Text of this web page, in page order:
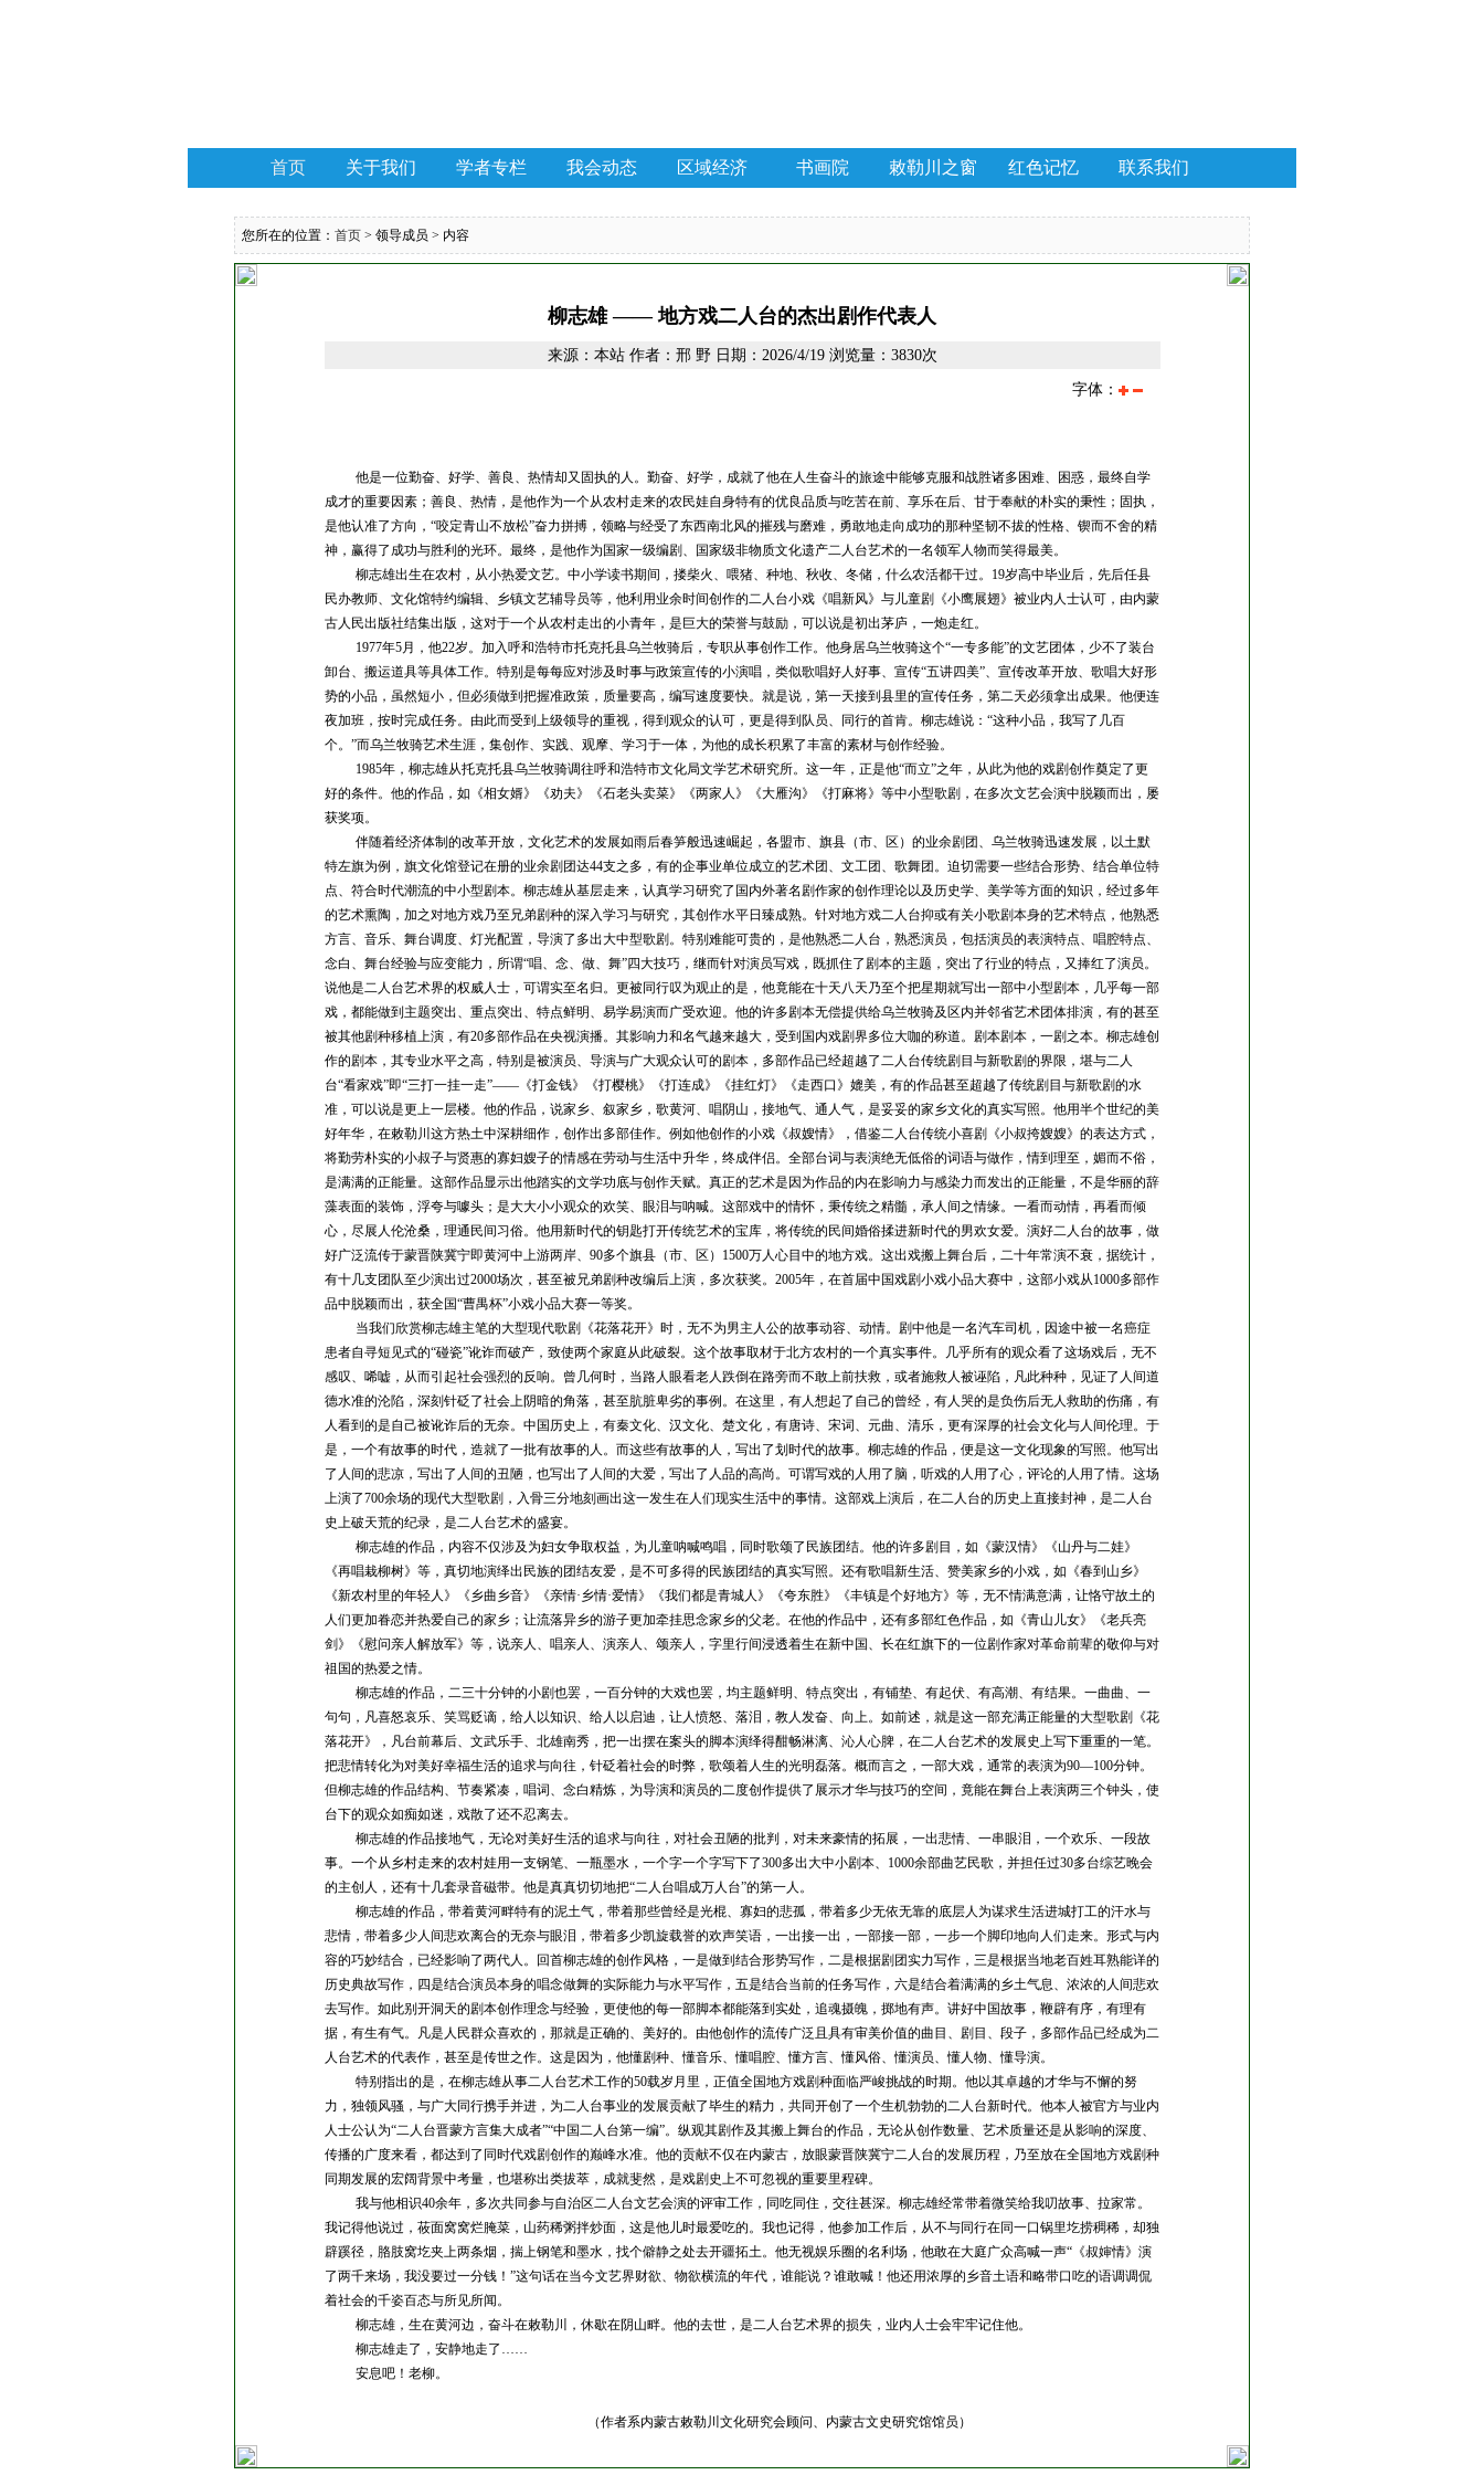
首页 关于我们 学者专栏 我会动态 区域经济 书画院 敕勒川之窗 红色记忆 联系我们
您所在的位置： 首页 > 领导成员 > 内容
柳志雄 —— 地方戏二人台的杰出剧作代表人
来源：本站 作者：邢 野 日期：2026/4/19 浏览量：3830次
字体：
他是一位勤奋、好学、善良、热情却又固执的人。勤奋、好学，成就了他在人生奋斗的旅途中能够克服和战胜诸多困难、困惑，最终自学
成才的重要因素；善良、热情，是他作为一个从农村走来的农民娃自身特有的优良品质与吃苦在前、享乐在后、甘于奉献的朴实的秉性；固执，
是他认准了方向， “咬定青山不放松”奋力拼搏，领略与经受了东西南北风的摧残与磨难，勇敢地走向成功的那种坚韧不拔的性格、锲而不舍的精
神，赢得了成功与胜利的光环。最终，是他作为国家一级编剧、国家级非物质文化遗产二人台艺术的一名领军人物而笑得最美。
柳志雄出生在农村，从小热爱文艺。中小学读书期间，搂柴火、喂猪、种地、秋收、冬储，什么农活都干过。
19岁高中毕业后，先后任县
民办教师、文化馆特约编辑、乡镇文艺辅导员等，他利用业余时间创作的二人台小戏《唱新风》与儿童剧《小鹰展翅》被业内人士认可，由内蒙
古人民出版社结集出版，这对于一个从农村走出的小青年，是巨大的荣誉与鼓励，可以说是初出茅庐，一炮走红。
1977年5月，他22岁。加入呼和浩特市托克托县乌兰牧骑后，专职从事创作工作。他身居乌兰牧骑这个“一专多能”的文艺团体，少不了装台
卸台、搬运道具等具体工作。特别是每每应对涉及时事与政策宣传的小演唱，类似歌唱好人好事、宣传“五讲四美”、宣传改革开放、歌唱大好形
势的小品，虽然短小，但必须做到把握准政策，质量要高，编写速度要快。就是说，第一天接到县里的宣传任务，第二天必须拿出成果。他便连
夜加班，按时完成任务。由此而受到上级领导的重视，得到观众的认可，更是得到队员、同行的首肯。柳志雄说：“这种小品，我写了几百
个。”而乌兰牧骑艺术生涯，集创作、实践、观摩、学习于一体，为他的成长积累了丰富的素材与创作经验。
1985年，柳志雄从托克托县乌兰牧骑调往呼和浩特市文化局文学艺术研究所。这一年，正是他“而立”之年，从此为他的戏剧创作奠定了更
好的条件。他的作品，如《相女婿》《劝夫》《石老头卖菜》《两家人》《大雁沟》《打麻将》等中小型歌剧，在多次文艺会演中脱颖而出，屡
获奖项。
伴随着经济体制的改革开放，文化艺术的发展如雨后春笋般迅速崛起，各盟市、旗县（市、区）的业余剧团、乌兰牧骑迅速发展，以土默
特左旗为例，旗文化馆登记在册的业余剧团达44支之多，有的企事业单位成立的艺术团、文工团、歌舞团。迫切需要一些结合形势、结合单位特
点、符合时代潮流的中小型剧本。柳志雄从基层走来，认真学习研究了国内外著名剧作家的创作理论以及历史学、美学等方面的知识，经过多年
的艺术熏陶，加之对地方戏乃至兄弟剧种的深入学习与研究，其创作水平日臻成熟。针对地方戏二人台抑或有关小歌剧本身的艺术特点，他熟悉
方言、音乐、舞台调度、灯光配置，导演了多出大中型歌剧。特别难能可贵的，是他熟悉二人台，熟悉演员，包括演员的表演特点、唱腔特点、
念白、舞台经验与应变能力，所谓“唱、念、做、舞”四大技巧，继而针对演员写戏，既抓住了剧本的主题，突出了行业的特点，又捧红了演员。
说他是二人台艺术界的权威人士，可谓实至名归。更被同行叹为观止的是，他竟能在十天八天乃至个把星期就写出一部中小型剧本，几乎每一部
戏，都能做到主题突出、重点突出、特点鲜明、易学易演而广受欢迎。他的许多剧本无偿提供给乌兰牧骑及区内并邻省艺术团体排演，有的甚至
被其他剧种移植上演，有20多部作品在央视演播。其影响力和名气越来越大，受到国内戏剧界多位大咖的称道。剧本剧本，一剧之本。柳志雄创
作的剧本，其专业水平之高，特别是被演员、导演与广大观众认可的剧本，多部作品已经超越了二人台传统剧目与新歌剧的界限，堪与二人
台“看家戏”即“三打一挂一走”——《打金钱》《打樱桃》《打连成》《挂红灯》《走西口》媲美，有的作品甚至超越了传统剧目与新歌剧的水
准，可以说是更上一层楼。他的作品，说家乡、叙家乡，歌黄河、唱阴山，接地气、通人气，是妥妥的家乡文化的真实写照。他用半个世纪的美
好年华，在敕勒川这方热土中深耕细作，创作出多部佳作。例如他创作的小戏《叔嫂情》，借鉴二人台传统小喜剧《小叔挎嫂嫂》的表达方式，
将勤劳朴实的小叔子与贤惠的寡妇嫂子的情感在劳动与生活中升华，终成伴侣。全部台词与表演绝无低俗的词语与做作，情到理至，媚而不俗，
是满满的正能量。这部作品显示出他踏实的文学功底与创作天赋。真正的艺术是因为作品的内在影响力与感染力而发出的正能量，不是华丽的辞
藻表面的装饰，浮夸与噱头；是大大小小观众的欢笑、眼泪与呐喊。这部戏中的情怀，秉传统之精髓，承人间之情缘。一看而动情，再看而倾
心，尽展人伦沧桑，理通民间习俗。他用新时代的钥匙打开传统艺术的宝库，将传统的民间婚俗揉进新时代的男欢女爱。演好二人台的故事，做
好广泛流传于蒙晋陕冀宁即黄河中上游两岸、90多个旗县（市、区）1500万人心目中的地方戏。这出戏搬上舞台后，二十年常演不衰，据统计，
有十几支团队至少演出过2000场次，甚至被兄弟剧种改编后上演，多次获奖。2005年，在首届中国戏剧小戏小品大赛中，这部小戏从1000多部作
品中脱颖而出，获全国“曹禺杯”小戏小品大赛一等奖。
当我们欣赏柳志雄主笔的大型现代歌剧《花落花开》时，无不为男主人公的故事动容、动情。剧中他是一名汽车司机，因途中被一名癌症
患者自寻短见式的“碰瓷”讹诈而破产，致使两个家庭从此破裂。这个故事取材于北方农村的一个真实事件。几乎所有的观众看了这场戏后，无不
感叹、唏嘘，从而引起社会强烈的反响。曾几何时，当路人眼看老人跌倒在路旁而不敢上前扶救，或者施救人被诬陷，凡此种种，见证了人间道
德水准的沦陷，深刻针砭了社会上阴暗的角落，甚至肮脏卑劣的事例。在这里，有人想起了自己的曾经，有人哭的是负伤后无人救助的伤痛，有
人看到的是自己被讹诈后的无奈。中国历史上，有秦文化、汉文化、楚文化，有唐诗、宋词、元曲、清乐，更有深厚的社会文化与人间伦理。于
是，一个有故事的时代，造就了一批有故事的人。而这些有故事的人，写出了划时代的故事。柳志雄的作品，便是这一文化现象的写照。他写出
了人间的悲凉，写出了人间的丑陋，也写出了人间的大爱，写出了人品的高尚。可谓写戏的人用了脑，听戏的人用了心，评论的人用了情。这场
上演了700余场的现代大型歌剧，入骨三分地刻画出这一发生在人们现实生活中的事情。这部戏上演后，在二人台的历史上直接封神，是二人台
史上破天荒的纪录，是二人台艺术的盛宴。
柳志雄的作品，内容不仅涉及为妇女争取权益，为儿童呐喊鸣唱，同时歌颂了民族团结。他的许多剧目，如《蒙汉情》《山丹与二娃》
《再唱栽柳树》等，真切地演绎出民族的团结友爱，是不可多得的民族团结的真实写照。还有歌唱新生活、赞美家乡的小戏，如《春到山乡》
《新农村里的年轻人》《乡曲乡音》《亲情·乡情·爱情》《我们都是青城人》《夸东胜》《丰镇是个好地方》等，无不情满意满，让恪守故土的
人们更加眷恋并热爱自己的家乡；让流落异乡的游子更加牵挂思念家乡的父老。在他的作品中，还有多部红色作品，如《青山儿女》《老兵亮
剑》《慰问亲人解放军》等，说亲人、唱亲人、演亲人、颂亲人，字里行间浸透着生在新中国、长在红旗下的一位剧作家对革命前辈的敬仰与对
祖国的热爱之情。
柳志雄的作品，二三十分钟的小剧也罢，一百分钟的大戏也罢，均主题鲜明、特点突出，有铺垫、有起伏、有高潮、有结果。一曲曲、一
句句，凡喜怒哀乐、笑骂贬谪，给人以知识、给人以启迪，让人愤怒、落泪，教人发奋、向上。如前述，就是这一部充满正能量的大型歌剧《花
落花开》，凡台前幕后、文武乐手、北雄南秀，把一出摆在案头的脚本演绎得酣畅淋漓、沁人心脾，在二人台艺术的发展史上写下重重的一笔。
把悲情转化为对美好幸福生活的追求与向往，针砭着社会的时弊，歌颂着人生的光明磊落。概而言之，一部大戏，通常的表演为90—100分钟。
但柳志雄的作品结构、节奏紧凑，唱词、念白精炼，为导演和演员的二度创作提供了展示才华与技巧的空间，竟能在舞台上表演两三个钟头，使
台下的观众如痴如迷，戏散了还不忍离去。
柳志雄的作品接地气，无论对美好生活的追求与向往，对社会丑陋的批判，对未来豪情的拓展，一出悲情、一串眼泪，一个欢乐、一段故
事。一个从乡村走来的农村娃用一支钢笔、一瓶墨水，一个字一个字写下了300多出大中小剧本、1000余部曲艺民歌，并担任过30多台综艺晚会
的主创人，还有十几套录音磁带。他是真真切切地把“二人台唱成万人台”的第一人。
柳志雄的作品，带着黄河畔特有的泥土气，带着那些曾经是光棍、寡妇的悲孤，带着多少无依无靠的底层人为谋求生活进城打工的汗水与
悲情，带着多少人间悲欢离合的无奈与眼泪，带着多少凯旋载誉的欢声笑语，一出接一出，一部接一部，一步一个脚印地向人们走来。形式与内
容的巧妙结合，已经影响了两代人。回首柳志雄的创作风格，一是做到结合形势写作，二是根据剧团实力写作，三是根据当地老百姓耳熟能详的
历史典故写作，四是结合演员本身的唱念做舞的实际能力与水平写作，五是结合当前的任务写作，六是结合着满满的乡土气息、浓浓的人间悲欢
去写作。如此别开洞天的剧本创作理念与经验，更使他的每一部脚本都能落到实处，追魂摄魄，掷地有声。讲好中国故事，鞭辟有序，有理有
据，有生有气。凡是人民群众喜欢的，那就是正确的、美好的。由他创作的流传广泛且具有审美价值的曲目、剧目、段子，多部作品已经成为二
人台艺术的代表作，甚至是传世之作。这是因为，他懂剧种、懂音乐、懂唱腔、懂方言、懂风俗、懂演员、懂人物、懂导演。
特别指出的是，在柳志雄从事二人台艺术工作的50载岁月里，正值全国地方戏剧种面临严峻挑战的时期。他以其卓越的才华与不懈的努
力，独领风骚，与广大同行携手并进，为二人台事业的发展贡献了毕生的精力，共同开创了一个生机勃勃的二人台新时代。他本人被官方与业内
人士公认为“二人台晋蒙方言集大成者”“中国二人台第一编”。纵观其剧作及其搬上舞台的作品，无论从创作数量、艺术质量还是从影响的深度、
传播的广度来看，都达到了同时代戏剧创作的巅峰水准。他的贡献不仅在内蒙古，放眼蒙晋陕冀宁二人台的发展历程，乃至放在全国地方戏剧种
同期发展的宏阔背景中考量，也堪称出类拔萃，成就斐然，是戏剧史上不可忽视的重要里程碑。
我与他相识40余年，多次共同参与自治区二人台文艺会演的评审工作，同吃同住，交往甚深。柳志雄经常带着微笑给我叨故事、拉家常。
我记得他说过，莜面窝窝烂腌菜，山药稀粥拌炒面，这是他儿时最爱吃的。我也记得，他参加工作后，从不与同行在同一口锅里圪捞稠稀，却独
辟蹊径，胳肢窝圪夹上两条烟，揣上钢笔和墨水，找个僻静之处去开疆拓土。他无视娱乐圈的名利场，他敢在大庭广众高喊一声“《叔婶情》演
了两千来场，我没要过一分钱！”这句话在当今文艺界财欲、物欲横流的年代，谁能说？谁敢喊！他还用浓厚的乡音土语和略带口吃的语调调侃
着社会的千姿百态与所见所闻。
柳志雄，生在黄河边，奋斗在敕勒川，休歇在阴山畔。他的去世，是二人台艺术界的损失，业内人士会牢牢记住他。
柳志雄走了，安静地走了 ……
安息吧！老柳。
（作者系内蒙古敕勒川文化研究会顾问、内蒙古文史研究馆馆员）